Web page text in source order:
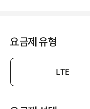
요금제 유형
LTE